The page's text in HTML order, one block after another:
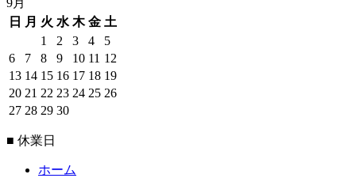
9月
日
月 火 水 木 金 土
1
2 3 4
5
6
7 8 9 10 11 12
13 14 15 16 17 18 19
20 21 22 23 24 25 26
27 28 29 30
■ 休業日
ホーム